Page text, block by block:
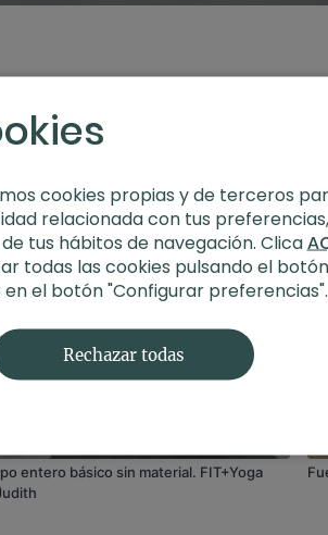
entero básico sin material. FIT+Yoga
cookies propias y de terceros
relacionada con tus
tus hábitos de navegación. Clica
todas las cookies pulsando el
en el botón "Configurar preferencias".
Rechazar todas